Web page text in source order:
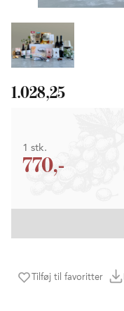
Tilføj til favoritter
1.028,25
1 stk.
770,-